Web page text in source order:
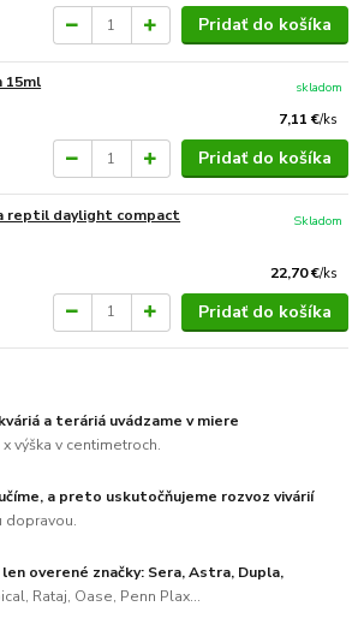
Pridať do košíka
15ml
7,11 €/ks
skladom
Pridať do košíka
reptil daylight compact
22,70 €/ks
Skladom
Pridať do košíka
a teráriá uvádzame v miere
výška v centimetroch.
a preto uskutočňujeme rozvoz vivárií
dopravou.
overené značky: Sera, Astra, Dupla,
Rataj, Oase, Penn Plax...